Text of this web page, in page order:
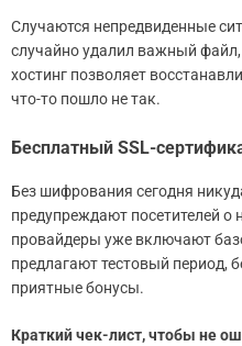
Случаются непредвиденные
случайно удалил важный
хостинг позволяет
что-то пошло не так.
Бесплатный SSL-
Без шифрования сегодня
предупреждают посетителей о
провайдеры уже включают
предлагают тестовый период,
приятные бонусы.
Краткий чек-лист, чтобы не